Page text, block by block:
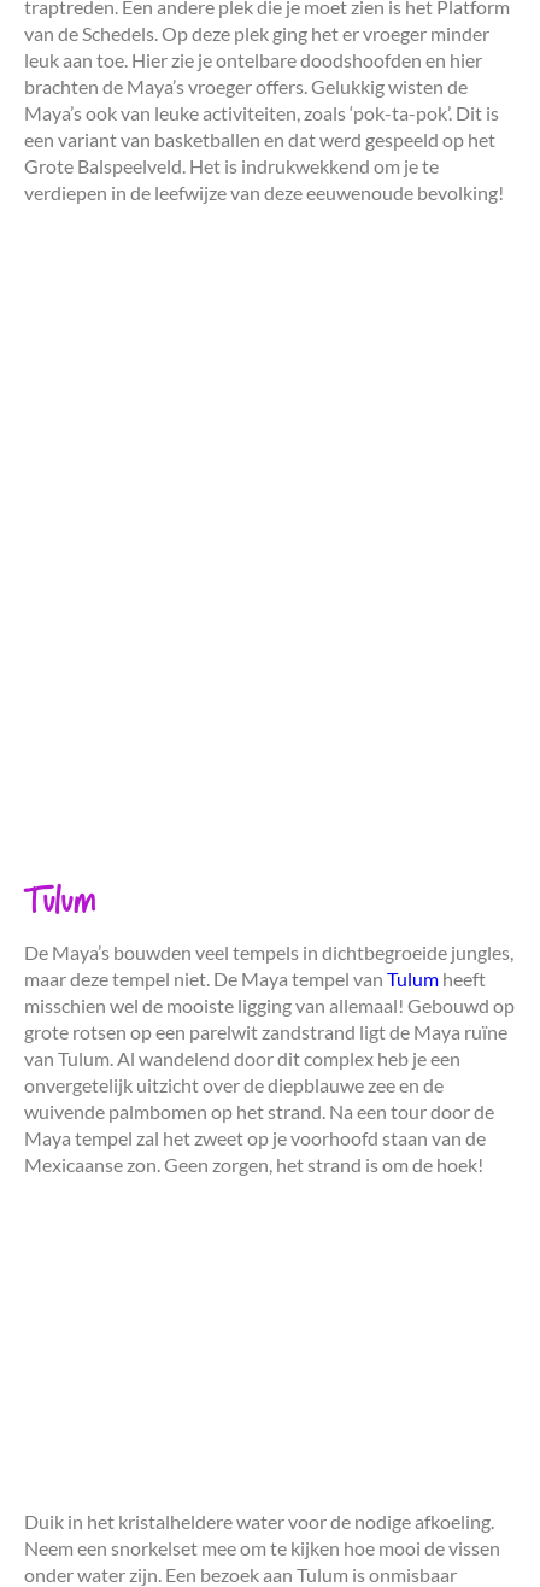
traptreden. Een andere plek die je moet zien is het Platform
van de Schedels. Op deze plek ging het er vroeger minder
leuk aan toe. Hier zie je ontelbare doodshoofden en hier
brachten de Maya’s vroeger offers. Gelukkig wisten de
Maya’s ook van leuke activiteiten, zoals ‘pok-ta-pok’. Dit is
een variant van basketballen en dat werd gespeeld op het
Grote Balspeelveld. Het is indrukwekkend om je te
verdiepen in de leefwijze van deze eeuwenoude bevolking!
Tulum
De Maya’s bouwden veel tempels in dichtbegroeide jungles,
maar deze tempel niet. De Maya tempel van Tulum heeft
misschien wel de mooiste ligging van allemaal! Gebouwd op
grote rotsen op een parelwit zandstrand ligt de Maya ruïne
van Tulum. Al wandelend door dit complex heb je een
onvergetelijk uitzicht over de diepblauwe zee en de
wuivende palmbomen op het strand. Na een tour door de
Maya tempel zal het zweet op je voorhoofd staan van de
Mexicaanse zon. Geen zorgen, het strand is om de hoek!
Duik in het kristalheldere water voor de nodige afkoeling.
Neem een snorkelset mee om te kijken hoe mooi de vissen
onder water zijn. Een bezoek aan Tulum is onmisbaar